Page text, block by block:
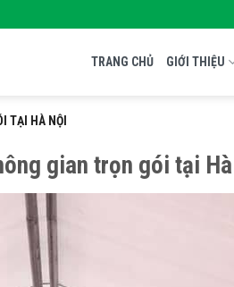
TRANG CHỦ GIỚI THIỆU
TẠI HÀ NỘI
gian trọn gói tại